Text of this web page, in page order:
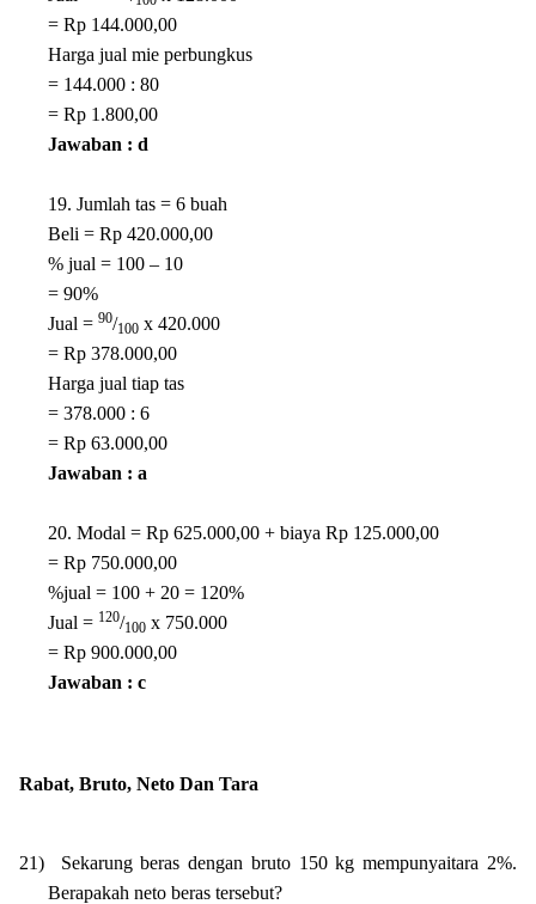
= Rp 144.000,00
Harga jual mie perbungkus
= 144.000 : 80
= Rp 1.800,00
Jawaban : d
19. Jumlah tas = 6 buah
Beli = Rp 420.000,00
% jual = 100 – 10
= 90%
Jual = 90/100 x 420.000
= Rp 378.000,00
Harga jual tiap tas
= 378.000 : 6
= Rp 63.000,00
Jawaban : a
20. Modal = Rp 625.000,00 + biaya Rp 125.000,00
= Rp 750.000,00
%jual = 100 + 20 = 120%
Jual = 120/100 x 750.000
= Rp 900.000,00
Jawaban : c
Rabat, Bruto, Neto Dan Tara
21)
Sekarung beras dengan bruto 150 kg mempunyaitara 2%.
Berapakah neto beras tersebut?